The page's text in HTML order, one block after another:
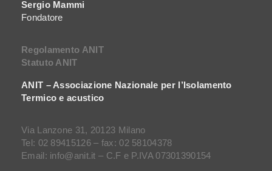
Sergio Mammi
Fondatore
Regolamento ANIT
Statuto ANIT
ANIT – Associazione Nazionale per l’Isolamento
Termico e acustico
Via Lanzone 31, 20123 Milano
Tel: 02 89415126 – fax: 02 58104378
Email: info@anit.it – C.F e P.IVA 07301390154